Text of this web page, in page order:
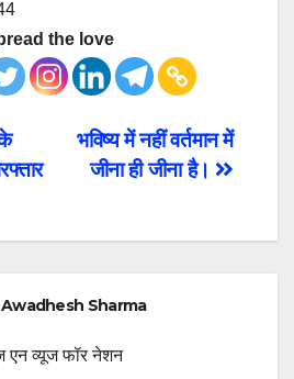
the love
भविष्य में नहीं वर्तमान में
जीना ही जीना है।
Awadhesh Sharma
एन व्यूज फॉर नेशन